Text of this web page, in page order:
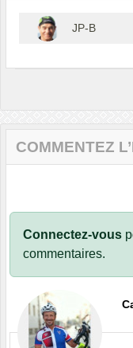
JP-B
COMMENTEZ
Connectez-vous
commentaires.